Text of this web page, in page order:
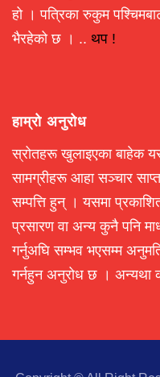
हो । पत्रिका रुकुम
भैरहेको छ । .. थप !
हाम्रो अनुरोध
स्रोतहरू खुलाइएका बाहेक
सामग्रीहरू आहा सञ्चार
सम्पत्ति हुन् । यसमा
प्रसारण वा अन्य कुनै पनि
गर्नुअघि सम्भव भएसम्म
गर्नहुन अनुरोध छ । अन्यथा